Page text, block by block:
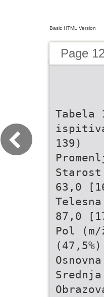
Basic HTML Version
Page
139)
63,0
87,0
Pol
(47,5%)